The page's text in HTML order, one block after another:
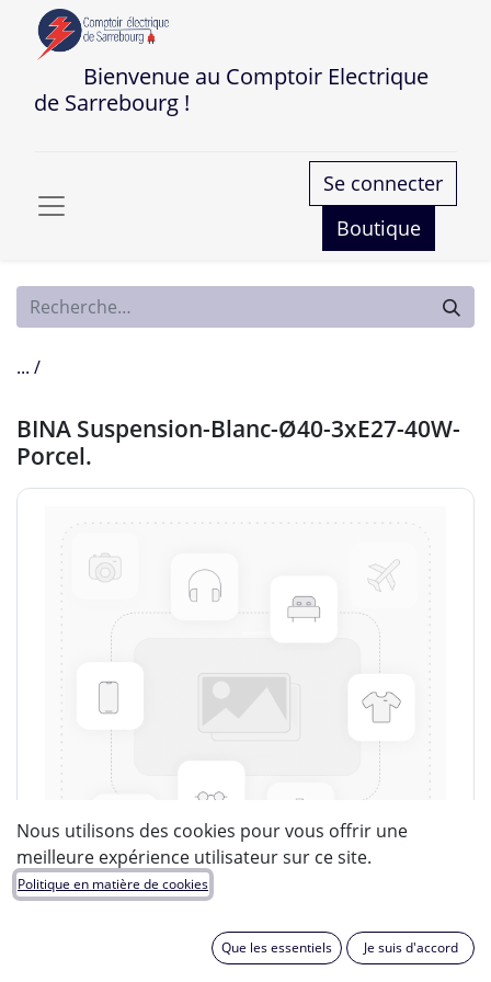
Bienvenue au Comptoir Electrique
de Sarrebourg !
Se connecter
Boutique
... /
BINA Suspension-Blanc-Ø40-3xE27-40W-
Porcel.
Nous utilisons des cookies pour vous offrir une
meilleure expérience utilisateur sur ce site.
Politique en matière de cookies
Que les essentiels Je suis d'accord